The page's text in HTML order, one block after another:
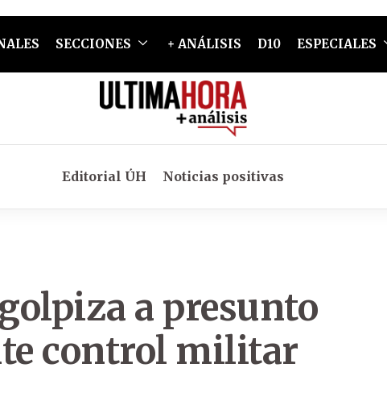
SECCIONES + ANÁLISIS D10 ESPECIALES
Editorial ÚH Noticias positivas
a presunto
control militar